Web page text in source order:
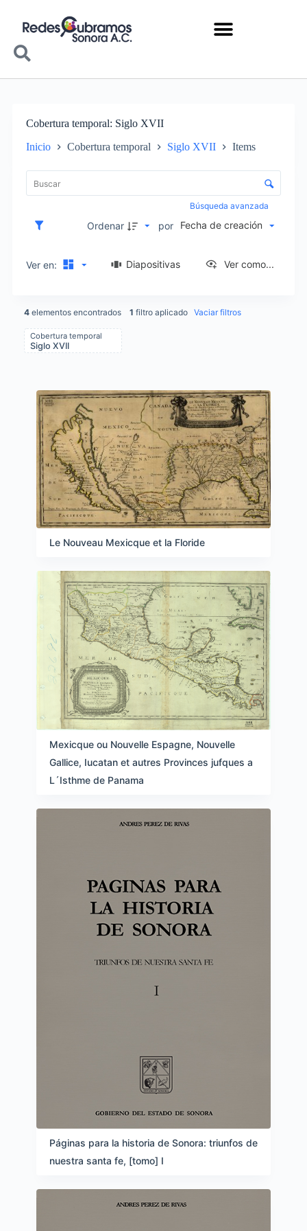
Cobertura temporal Siglo XVII
Inicio Cobertura temporal Siglo XVII Items
Control de clasificación y visualización
Búsqueda avanzada
Ordenar por Fecha de creación
Ver en: Diapositivas Ver como...
4 elementos encontrados 1 filtro aplicado Vaciar filtros
Cobertura temporal
Siglo XVII
Items list results
Le Nouveau Mexicque et la Floride
Mexicque ou Nouvelle Espagne, Nouvelle
Gallice, Iucatan et autres Provinces jufques a
L´Isthme de Panama
Páginas para la historia de Sonora: triunfos de
nuestra santa fe, [tomo] I